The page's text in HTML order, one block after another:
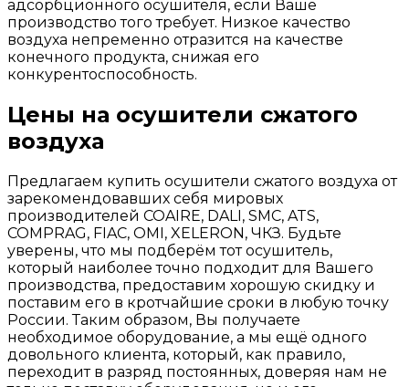
адсорбционного осушителя, если Ваше
производство того требует. Низкое качество
воздуха непременно отразится на качестве
конечного продукта, снижая его
конкурентоспособность.
Цены на осушители сжатого
воздуха
Предлагаем купить осушители сжатого воздуха от
зарекомендовавших себя мировых
производителей COAIRE, DALI, SMC, ATS,
COMPRAG, FIAC, OMI, XELERON, ЧКЗ. Будьте
уверены, что мы подберём тот осушитель,
который наиболее точно подходит для Вашего
производства, предоставим хорошую скидку и
поставим его в кротчайшие сроки в любую точку
России. Таким образом, Вы получаете
необходимое оборудование, а мы ещё одного
довольного клиента, который, как правило,
переходит в разряд постоянных, доверяя нам не